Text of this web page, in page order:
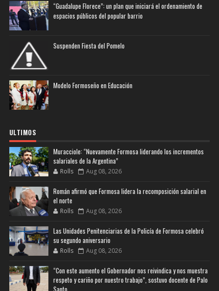
“Guadalupe Florece”: un plan que iniciará el ordenamiento de
espacios públicos del popular barrio
Suspenden Fiesta del Pomelo
Modelo Formoseño en Educación
ULTIMOS
Muracciole: “Nuevamente Formosa liderando los incrementos
salariales de la Argentina”
Rolls Aug 08, 2026
Román afirmó que Formosa lidera la recomposición salarial en
el norte
Rolls Aug 08, 2026
Las Unidades Penitenciarias de la Policía de Formosa celebró
su segundo aniversario
Rolls Aug 08, 2026
“Con este aumento el Gobernador nos reivindica y nos muestra
respeto y cariño por nuestro trabajo”, sostuvo docente de Palo
Santo